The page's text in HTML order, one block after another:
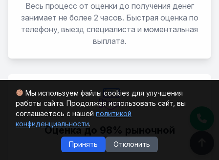
Мы используем файлы cookies для улучшения
работы сайта. Продолжая использовать сайт, вы
соглашаетесь с нашей политикой
конфиденциальности.
Принять Отклонить
Emeraude
Endeavor
Eterna
Fuso Canter
Весь процесс от оценки до получения денег
занимает не более 2 часов. Быстрая оценка по
телефону, выезд специалиста и моментальная
выплата.
Оценка до 98% рыночной
стоимости